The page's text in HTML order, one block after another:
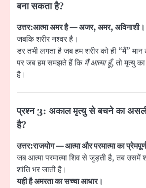
बना सकता है?
उत्तर:आत्मा अमर है — अजर, अमर, अविनाशी।
जबकि शरीर नश्वर है।
डर तभी लगता है जब हम शरीर को ही “मैं”
पर जब हम समझते हैं कि मैं आत्मा हूँ, तो मृत्यु
है।
प्रश्न 3: अकाल मृत्यु से बचने का असली
है?
उत्तर:राजयोग — आत्मा और परमात्मा का
जब आत्मा परमात्मा शिव से जुड़ती है, तब उसमें
शांति भर जाती है।
यही है अमरता का सच्चा आधार।